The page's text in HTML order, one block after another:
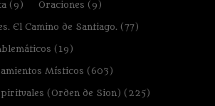
(9) Oraciones (9)
El Camino de Santiago. (77)
(19)
Místicos (603)
(Orden de Sion) (225)